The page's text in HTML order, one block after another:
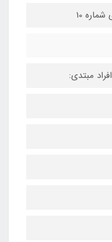
10
مبتدی: